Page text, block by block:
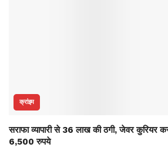
क्रांइम
सराफा व्यापारी से 36 लाख की ठगी, जेवर कुरियर
6,500 रुपये